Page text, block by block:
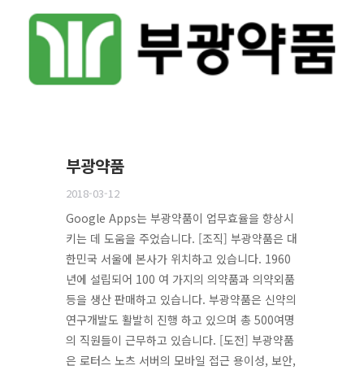
부광약품
2018-03-12
Google Apps는 부광약품이 업무효율을 향상시
키는 데 도움을 주었습니다. [조직] 부광약품은 대
한민국 서울에 본사가 위치하고 있습니다. 1960
년에 설립되어 100 여 가지의 의약품과 의약외품
등을 생산 판매하고 있습니다. 부광약품은 신약의
연구개발도 활발히 진행 하고 있으며 총 500여명
의 직원들이 근무하고 있습니다. [도전] 부광약품
은 로터스 노츠 서버의 모바일 접근 용이성, 보안,